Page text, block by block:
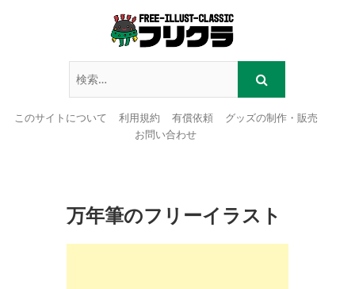
このサイトについて 利用規約 有償依頼
グッズの制作・販売
お問い合わせ
万年筆のフリーイラスト